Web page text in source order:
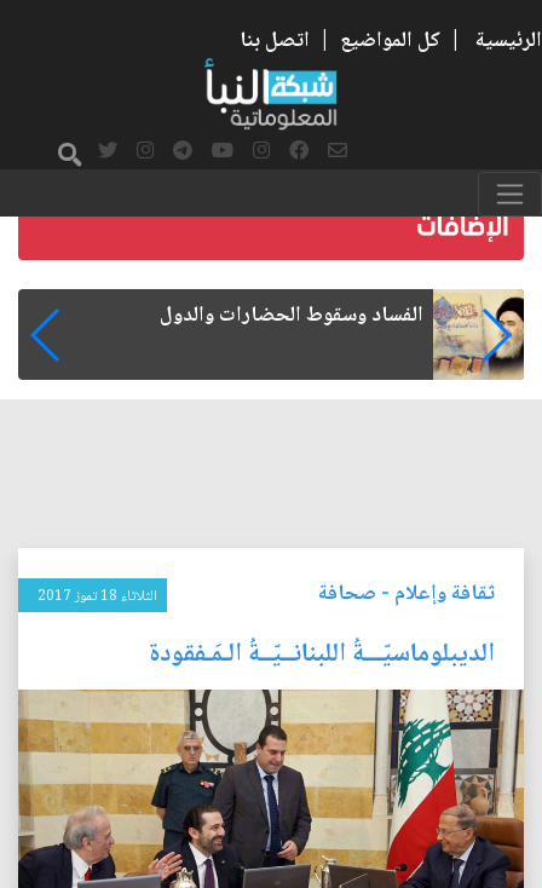
الرئيسية | كل المواضيع | اتصل بنا
رواتب الموظفين على صفيح ساخن
ثقافة وإعلام - صحافة الثلاثاء 18 تموز 2017
الديبلوماسيّـــةُ اللبنانــيّــةُ الـمَـفقودة